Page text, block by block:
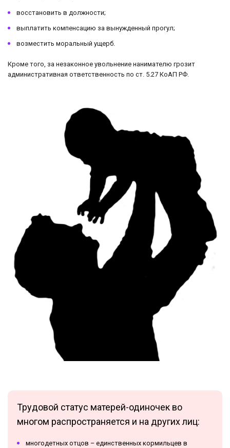
восстановить в должности;
выплатить компенсацию за вынужденный прогул;
возместить моральный ущерб.
Кроме того, за незаконное увольнение нанимателю грозит
административная ответственность по ст. 5.27 КоАП РФ.
Трудовой статус матерей-одиночек во
многом распространяется и на других лиц:
многодетных отцов – единственных кормильцев в